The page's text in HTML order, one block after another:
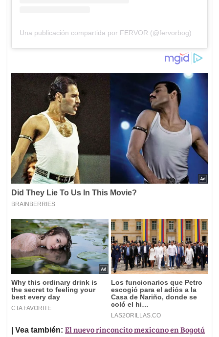
Una publicación compartida por FERVOR (@fervorbog)
| Vea también: El nuevo rinconcito mexicano en Bogotá